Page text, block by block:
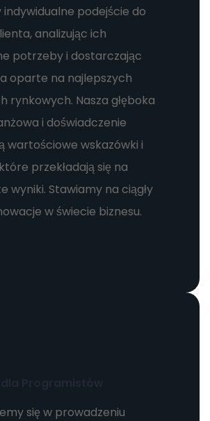
podejście do
analizując ich
potrzeby i dostarczając
oparte na najlepszych
rynkowych. Nasza głęboka
i doświadczenie
wartościowe wskazówki i
przekładają się na
wyniki. Stawiamy na ciągły
w świecie biznesu.
się w prowadzeniu